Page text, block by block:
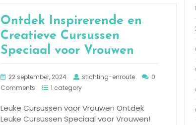
Ontdek Inspirerende en
Creatieve Cursussen
Speciaal voor Vrouwen
22 september, 2024 stichting-enroute
0
Comments
1 category
Leuke Cursussen voor Vrouwen Ontdek
Leuke Cursussen Speciaal voor Vrouwen!